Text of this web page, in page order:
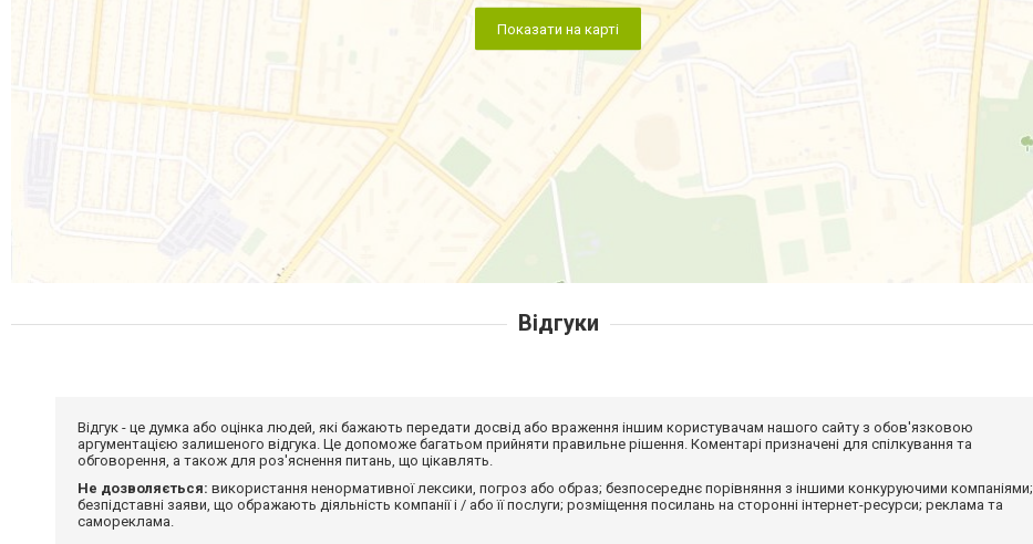
Показати на карті
Відгуки
Відгук - це думка або оцінка людей, які бажають передати досвід або враження іншим користувачам нашого сайту з обов'язковою
аргументацією залишеного відгука. Це допоможе багатьом прийняти правильне рішення. Коментарі призначені для спілкування та
обговорення, а також для роз'яснення питань, що цікавлять.
Не дозволяється: використання ненормативної лексики, погроз або образ; безпосереднє порівняння з іншими конкуруючими компаніями;
безпідставні заяви, що ображають діяльність компанії і / або її послуги; розміщення посилань на сторонні інтернет-ресурси; реклама та
самореклама.